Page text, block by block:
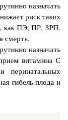
назначать
риск таких
как ПЭ, ПР, ЗРП,
смерть.
назначать
витамина С
гибель плода и